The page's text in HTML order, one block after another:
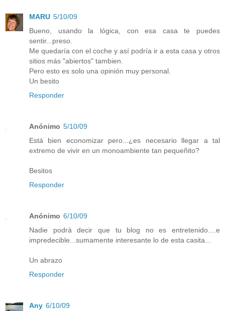
MARU 5/10/09
Bueno, usando la lógica, con esa casa te puedes
sentir...preso.
Me quedaría con el coche y así podría ir a esta casa y otros
sitios más "abiertos" tambien.
Pero esto es solo una opinión muy personal.
Un besito
Responder
Anónimo 5/10/09
Está bien economizar pero...¿es necesario llegar a tal
extremo de vivir en un monoambiente tan pequeñito?
Besitos
Responder
Anónimo 6/10/09
Nadie podrà decir que tu blog no es entretenido....e
impredecible...sumamente interesante lo de esta casita...
Un abrazo
Responder
Any 6/10/09